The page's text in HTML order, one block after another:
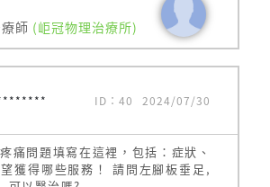
師 (岠冠物理治療所)
ID：40 2024/07/30
痛問題填寫在這裡，包括：症狀、
獲得哪些服務！ 請問左腳板垂足,